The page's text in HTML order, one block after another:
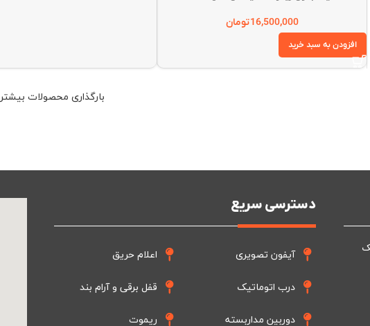
16,500,000تومان
افزودن به سبد خرید
بارگذاری محصولات بیشتر
دسترسی سریع
آیفون تصویری
درب اتوماتیک
دوربین مداربسته
اعلام حریق
قفل برقی و آرام بند
ریموت